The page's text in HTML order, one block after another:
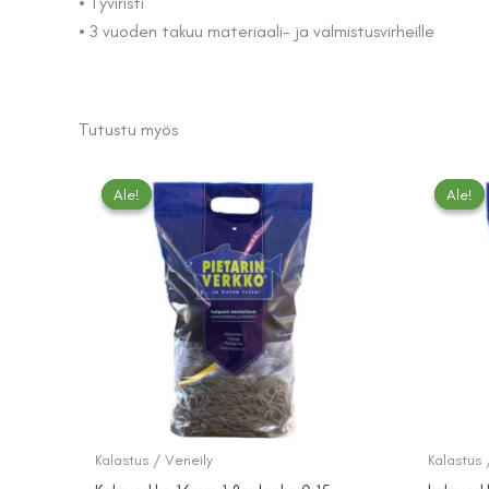
• 3 vuoden takuu materiaali- ja valmistusvirheille
Tutustu myös
Ale!
Ale!
Kalastus / Veneily
Ale!
Ale!